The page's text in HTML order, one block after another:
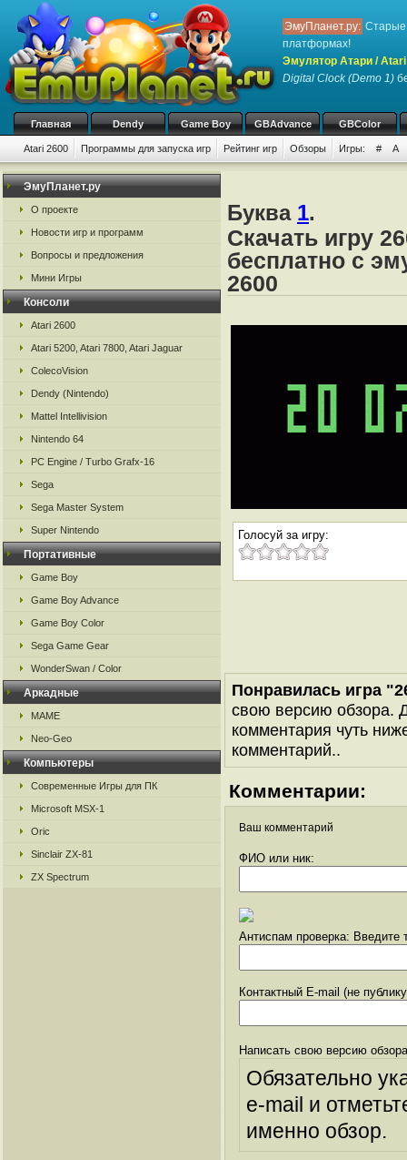
ЭмуПланет.ру: Старые
платформах!
Эмулятор Атари /
Digital Clock (Demo 1)
Главная Dendy Game Boy GBAdvance GBColor
Atari 2600 Программы для запуска игр Рейтинг игр Обзоры Игры: # A
ЭмуПланет.ру
О проекте
Новости игр и программ
Вопросы и предложения
Мини Игры
Консоли
Atari 2600
Atari 5200, Atari 7800, Atari Jaguar
ColecoVision
Dendy (Nintendo)
Mattel Intellivision
Nintendo 64
PC Engine / Turbo Grafx-16
Sega
Sega Master System
Super Nintendo
Портативные
Game Boy
Game Boy Advance
Game Boy Color
Sega Game Gear
WonderSwan / Color
Аркадные
MAME
Neo-Geo
Компьютеры
Современные Игры для ПК
Microsoft MSX-1
Oric
Sinclair ZX-81
ZX Spectrum
Буква 1.
Скачать игру
бесплатно с
2600
Голосуй за игру:
Понравилась игра
свою версию обзора.
комментария чуть
комментарий..
Комментарии:
Ваш комментарий
ФИО или ник:
Антиспам проверка: Введите
Контактный E-mail (не
Написать свою версию
Обязательно
e-mail и
именно обзор.